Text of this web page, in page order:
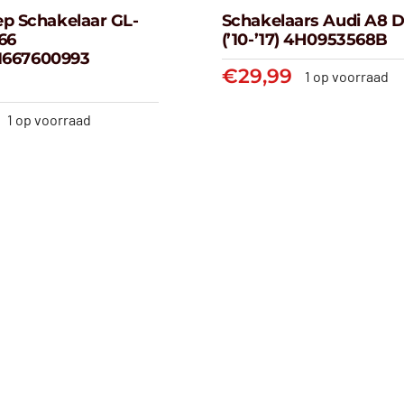
Achterklep
GL-klasse
A1667600993
€
Schakelaar GL-
1 op voorraad
Schakelaars
D4
(’10-’17)
Schakelaars Audi A8
(’10-’17) 4H0953568B
€29,99 1 op voorraad